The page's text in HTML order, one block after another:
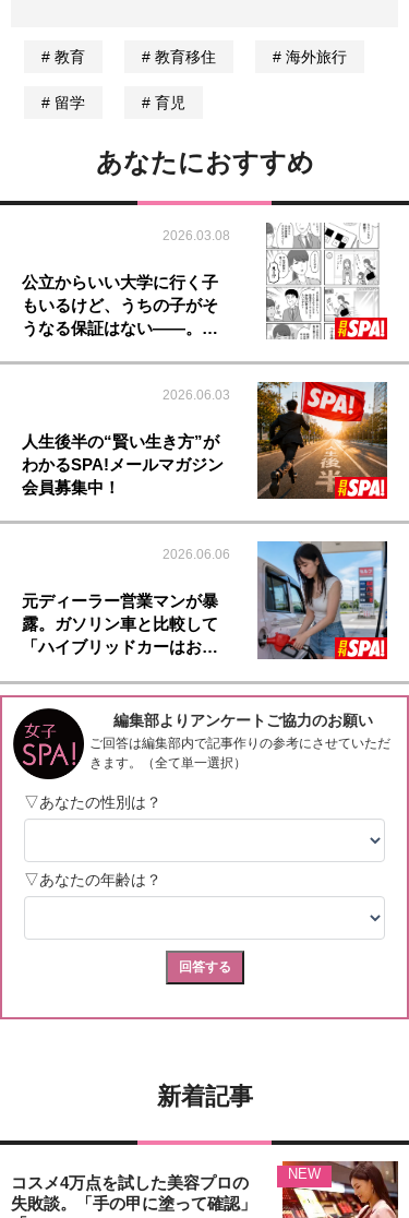
教育 教育移住 海外旅行
留学 育児
あなたにおすすめ
2026.03.08
公立からいい大学に行く子
もいるけど、うちの子がそ
うなる保証はない――。…
2026.06.03
人生後半の“賢い生き方”が
わかるSPA!メールマガジン
会員募集中！
2026.06.06
元ディーラー営業マンが暴
露。ガソリン車と比較して
「ハイブリッドカーはお…
新着記事
コスメ4万点を試した美容プロの
失敗談。「手の甲に塗って確認」
NEW